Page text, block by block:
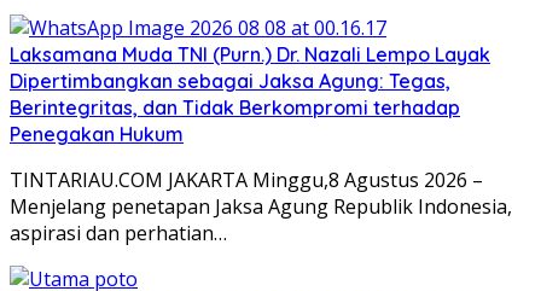
Laksamana Muda TNI (Purn.) Dr. Nazali Lempo Layak
Dipertimbangkan sebagai Jaksa Agung: Tegas,
Berintegritas, dan Tidak Berkompromi terhadap
Penegakan Hukum
TINTARIAU.COM JAKARTA Minggu,8 Agustus 2026 –
Menjelang penetapan Jaksa Agung Republik Indonesia,
aspirasi dan perhatian…